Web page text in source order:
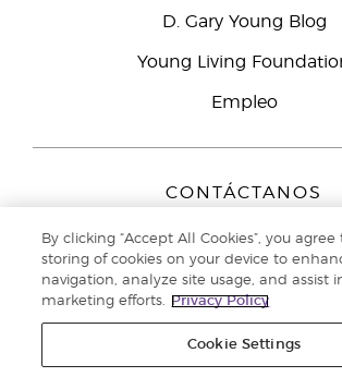
D. Gary Young Blog
Young Living
Empleo
CONTÁCTANOS
Peizerweg 97
9727 AJ Groningen
Netherlands
Servicio de atención:900-
By clicking “Accept All Cookies”, you agree
storing of cookies on your device to
navigation, analyze site usage, and assist
marketing efforts.
Privacy Policy
Cookie Settings